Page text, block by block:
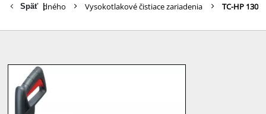
HUF
Späť |
záhradného Vysokotlakové čistiace zariadenia TC-HP 130